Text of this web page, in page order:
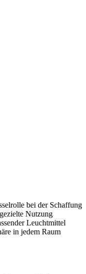
bei der Schaffung
Nutzung
Leuchtmittel
in jedem Raum